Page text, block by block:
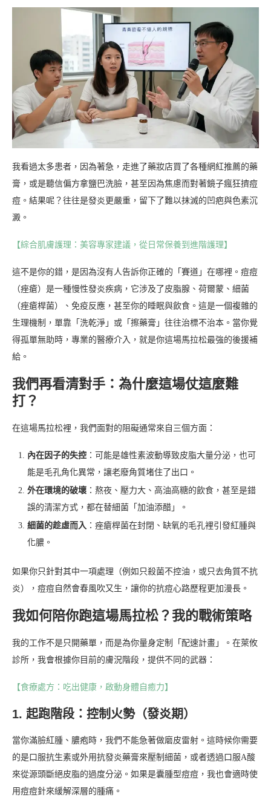
我看過太多患者，因為著急，走進了藥妝店買了各種網紅推薦的藥
膏，或是聽信偏方拿鹽巴洗臉，甚至因為焦慮而對著鏡子瘋狂擠痘
痘。結果呢？往往是發炎更嚴重，留下了難以抹滅的凹疤與色素沉
澱。
【綜合肌膚護理：美容專家建議，從日常保養到進階護理】
這不是你的錯，是因為沒有人告訴你正確的「賽道」在哪裡。痘痘
（痤瘡）是一種慢性發炎疾病，它涉及了皮脂腺、荷爾蒙、細菌
（痤瘡桿菌）、免疫反應，甚至你的睡眠與飲食。這是一個複雜的
生理機制，單靠「洗乾淨」或「擦藥膏」往往治標不治本。當你覺
得孤單無助時，專業的醫療介入，就是你這場馬拉松最強的後援補
給。
我們再看清對手：為什麼這場仗這麼難
打？
在這場馬拉松裡，我們面對的阻礙通常來自三個方面：
內在因子的失控 ：可能是雄性素波動導致皮脂大量分泌，也可
能是毛孔角化異常，讓老廢角質堵住了出口。
外在環境的破壞 ：熬夜、壓力大、高油高糖的飲食，甚至是錯
誤的清潔方式，都在替細菌「加油添醋」。
細菌的趁虛而入 ：痤瘡桿菌在封閉、缺氧的毛孔裡引發紅腫與
化膿。
如果你只針對其中一項處理（例如只殺菌不控油，或只去角質不抗
炎），痘痘自然會春風吹又生，讓你的抗痘心路歷程更加漫長。
我如何陪你跑這場馬拉松？我的戰術策略
我的工作不是只開藥單，而是為你量身定制「配速計畫」。在萊攸
診所，我會根據你目前的膚況階段，提供不同的武器：
【食療處方：吃出健康，啟動身體自癒力】
1. 起跑階段：控制火勢（發炎期）
當你滿臉紅腫、膿疱時，我們不能急著做磨皮雷射。這時候你需要
的是口服抗生素或外用抗發炎藥膏來壓制細菌，或者透過口服A酸
來從源頭斷絕皮脂的過度分泌。如果是囊腫型痘痘，我也會適時使
用痘痘針來緩解深層的腫痛。